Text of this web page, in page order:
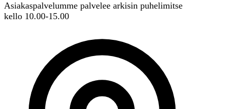
Asiakaspalvelumme palvelee arkisin puhelimitse
kello 10.00-15.00